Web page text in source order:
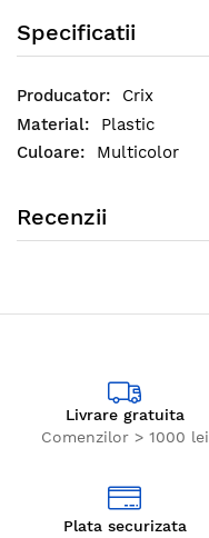
Specificatii
Crix
Plastic
Multicolor
Recenzii
Livrare gratuita
Comenzilor > 1000 lei
Plata securizata